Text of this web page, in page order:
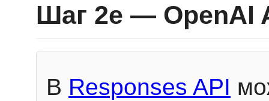
Шаг 2e — OpenAI
В Responses API